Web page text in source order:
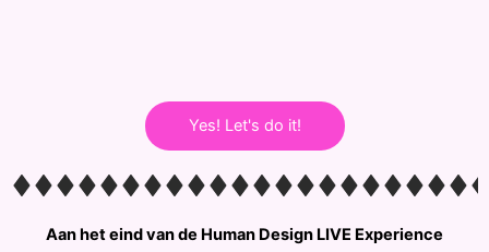
Yes! Let's do it!
Aan het eind van de Human Design LIVE Experience